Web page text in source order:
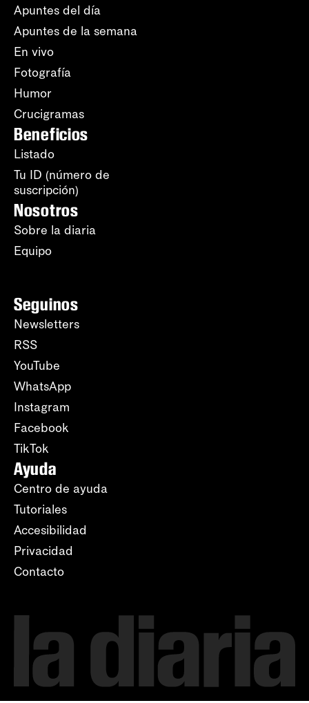
Apuntes del día
Apuntes de la semana
En vivo
Fotografía
Humor
Crucigramas
Beneficios
Listado
Tu ID (número de
suscripción)
Nosotros
Sobre la diaria
Equipo
Seguinos
Newsletters
RSS
YouTube
WhatsApp
Instagram
Facebook
TikTok
Ayuda
Centro de ayuda
Tutoriales
Accesibilidad
Privacidad
Contacto